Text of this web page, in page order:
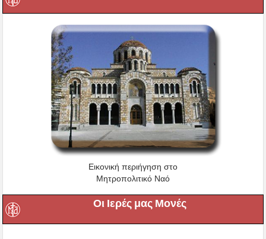
Εικονική περιήγηση στο
Μητροπολιτικό Ναό
Οι Ιερές μας Μονές